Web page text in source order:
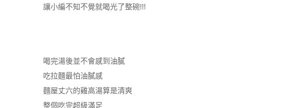
讓小編不知不覺就喝光了整碗!!!
喝完湯後並不會感到油膩
吃拉麵最怕油膩感
麵屋丈六的雞高湯算是清爽
整個吃完超級滿足